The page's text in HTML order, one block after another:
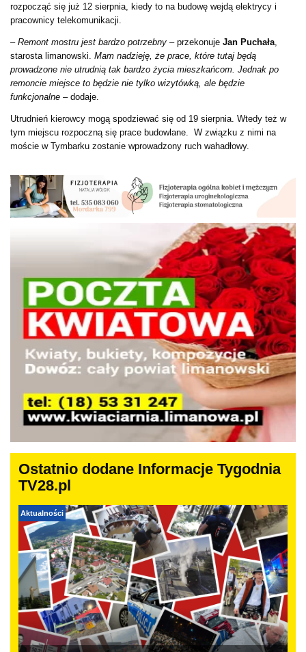
rozpocząć się już 12 sierpnia, kiedy to na budowę wejdą elektrycy i
pracownicy telekomunikacji.
– Remont mostru jest bardzo potrzebny – przekonuje Jan Puchała
starosta limanowski. Mam nadzieję, że prace, które tutaj będą
prowadzone nie utrudnią tak bardzo życia mieszkańcom. Jednak po
remoncie miejsce to będzie nie tylko wizytówką, ale będzie
funkcjonalne –dodaje.
Utrudnień kierowcy mogą spodziewać się od 19 sierpnia. Wtedy też w
tym miejscu rozpoczną się prace budowlane. W związku z nimi na
moście w Tymbarku zostanie wprowadzony ruch wahadłowy.
Ostatnio dodane Informacje Tygodnia
TV28.pl
Aktualności